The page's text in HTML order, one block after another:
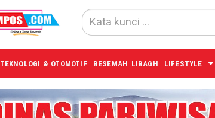
TEKNOLOGI & OTOMOTIF BESEMAH LIBAGH LIFESTYLE